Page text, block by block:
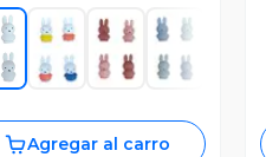
Agregar al carro